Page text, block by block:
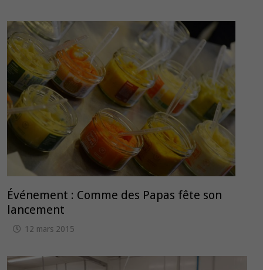
Événement : Comme des Papas fête son
lancement
12 mars 2015